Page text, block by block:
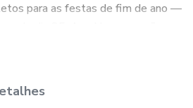
para as festas de fim de ano —
as receitas detalhadas e uma
muito, e como fazer tudo com